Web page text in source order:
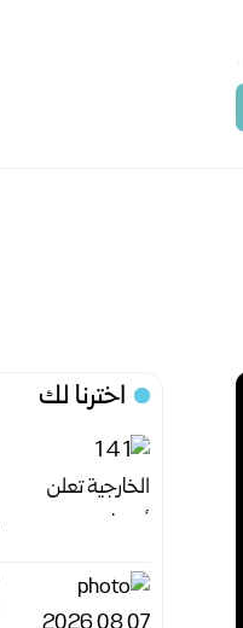
اخترنا لك